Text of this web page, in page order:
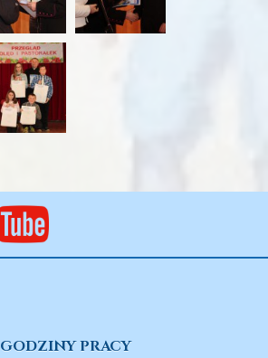
GODZINY PRACY